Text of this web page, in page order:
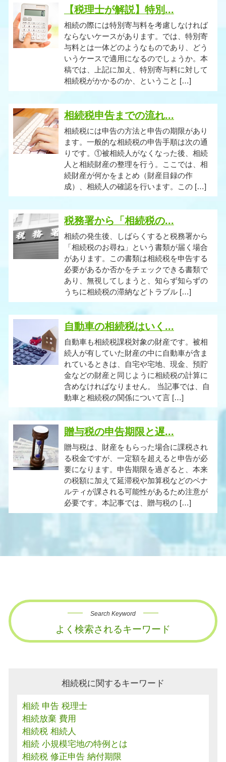
【税理士が解説】特別...
相続の際には特別寄与料を考慮しなければ
ならないケースがあります。では、特別寄
与料とは一体どのようなものであり、どう
いうケースで適用になるのでしょうか。本
稿では、上記に加え、特別寄与料に対して
相続税がかかるのか、ということ […]
相続税申告までの流れ...
相続税には申告の方法と申告の期限があり
ます。一般的な相続税の申告手順は次の通
りです。①被相続人がなくなった後、相続
人と相続財産の整理を行う。ここでは、相
続財産が何かをまとめ（財産目録の作
成）、相続人の確認を行います。この […]
税務署から「相続税の...
相続の発生後、しばらくすると税務署から
「相続税のお尋ね」という書類が届く場合
があります。この書類は相続税を申告する
必要があるか否かをチェックできる書類で
あり、無視してしまうと、知らず知らずの
うちに相続税の滞納などトラブル […]
自動車の相続税はいく...
自動車も相続税課税対象の財産です。被相
続人が有していた財産の中に自動車が含ま
れているときは、自宅や宅地、現金、預貯
金などの財産と同じように相続税の計算に
含めなければなりません。 当記事では、自
動車と相続税の関係について言 […]
贈与税の申告期限と遅...
贈与税は、財産をもらった場合に課税され
る税金ですが、一定額を超えると申告が必
要になります。申告期限を過ぎると、本来
の税額に加えて延滞税や加算税などのペナ
ルティが課される可能性があるため注意が
必要です。本記事では、贈与税の […]
Search Keyword
よく検索されるキーワード
相続税に関するキーワード
相続 申告 税理士
相続放棄 費用
相続税 相続人
相続 小規模宅地の特例とは
相続税 修正申告 納付期限